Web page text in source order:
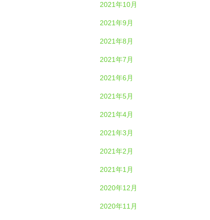
2021年10月
2021年9月
2021年8月
2021年7月
2021年6月
2021年5月
2021年4月
2021年3月
2021年2月
2021年1月
2020年12月
2020年11月